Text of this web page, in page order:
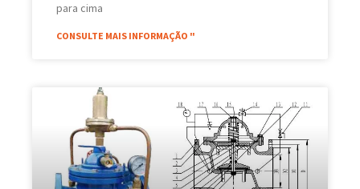
para cima
CONSULTE MAIS INFORMAÇÃO "